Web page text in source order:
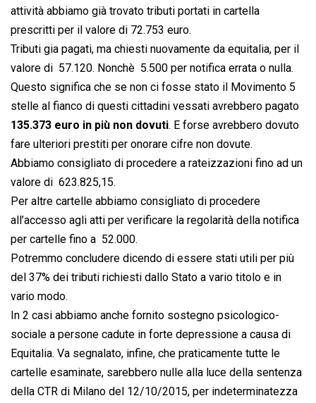
attività abbiamo già trovato tributi portati in cartella
prescritti per il valore di 72.753 euro.
Tributi gia pagati, ma chiesti nuovamente da equitalia, per il
valore di  57.120. Nonchè  5.500 per notifica errata o nulla.
Questo significa che se non ci fosse stato il Movimento 5
stelle al fianco di questi cittadini vessati avrebbero pagato
135.373 euro in più non dovuti. E forse avrebbero dovuto
fare ulteriori prestiti per onorare cifre non dovute.
Abbiamo consigliato di procedere a rateizzazioni fino ad un
valore di  623.825,15.
Per altre cartelle abbiamo consigliato di procedere
all’accesso agli atti per verificare la regolarità della notifica
per cartelle fino a  52.000.
Potremmo concludere dicendo di essere stati utili per più
del 37% dei tributi richiesti dallo Stato a vario titolo e in
vario modo.
In 2 casi abbiamo anche fornito sostegno psicologico-
sociale a persone cadute in forte depressione a causa di
Equitalia. Va segnalato, infine, che praticamente tutte le
cartelle esaminate, sarebbero nulle alla luce della sentenza
della CTR di Milano del 12/10/2015, per indeterminatezza